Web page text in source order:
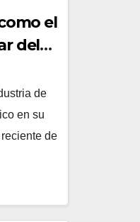
el
del
de
en su
de